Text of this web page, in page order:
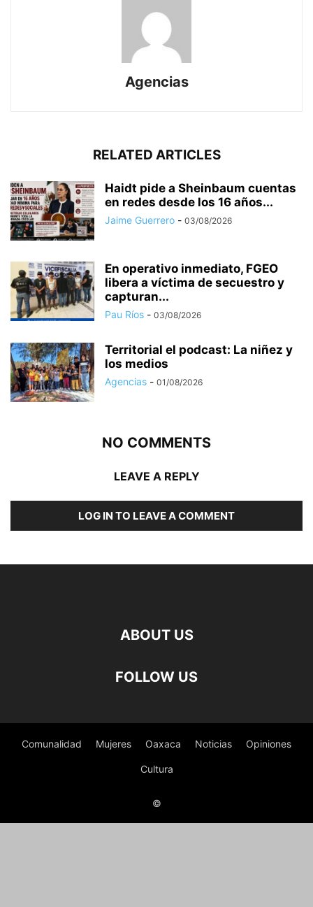
Agencias
RELATED ARTICLES
Haidt pide a Sheinbaum cuentas
en redes desde los 16 años...
Jaime Guerrero - 03/08/2026
En operativo inmediato, FGEO
libera a víctima de secuestro y
capturan...
Pau Ríos - 03/08/2026
Territorial el podcast: La niñez y
los medios
Agencias - 01/08/2026
NO COMMENTS
LEAVE A REPLY
LOG IN TO LEAVE A COMMENT
ABOUT US
FOLLOW US
Comunalidad Mujeres Oaxaca Noticias Opiniones
Cultura
©